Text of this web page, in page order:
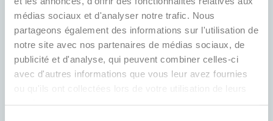
médias sociaux et d'analyser notre trafic. Nous
partageons également des informations sur l'utilisation de
notre site avec nos partenaires de médias sociaux, de
publicité et d'analyse, qui peuvent combiner celles-ci
avec d'autres informations que vous leur avez fournies
EXPÉDITION RAPIDE
MEILLEUR PRIX
Toujours les meilleurs prix du